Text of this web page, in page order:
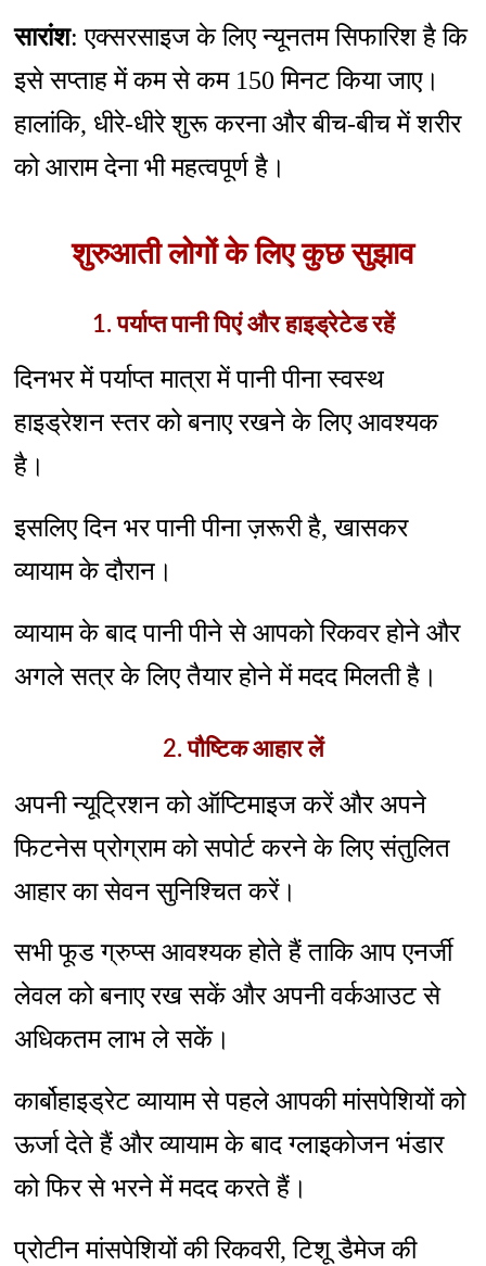
सारांश: एक्सरसाइज के लिए न्यूनतम सिफारिश है कि
इसे सप्ताह में कम से कम 150 मिनट किया जाए।
हालांकि, धीरे-धीरे शुरू करना और बीच-बीच में शरीर
को आराम देना भी महत्वपूर्ण है।
शुरुआती लोगों के लिए कुछ सुझाव
1. पर्याप्त पानी पिएं और हाइड्रेटेड रहें
दिनभर में पर्याप्त मात्रा में पानी पीना स्वस्थ
हाइड्रेशन स्तर को बनाए रखने के लिए आवश्यक
है।
इसलिए दिन भर पानी पीना ज़रूरी है, खासकर
व्यायाम के दौरान।
व्यायाम के बाद पानी पीने से आपको रिकवर होने और
अगले सत्र के लिए तैयार होने में मदद मिलती है।
2. पौष्टिक आहार लें
अपनी न्यूट्रिशन को ऑप्टिमाइज करें और अपने
फिटनेस प्रोग्राम को सपोर्ट करने के लिए संतुलित
आहार का सेवन सुनिश्चित करें।
सभी फूड ग्रुप्स आवश्यक होते हैं ताकि आप एनर्जी
लेवल को बनाए रख सकें और अपनी वर्कआउट से
अधिकतम लाभ ले सकें।
कार्बोहाइड्रेट व्यायाम से पहले आपकी मांसपेशियों को
ऊर्जा देते हैं और व्यायाम के बाद ग्लाइकोजन भंडार
को फिर से भरने में मदद करते हैं।
प्रोटीन मांसपेशियों की रिकवरी, टिशू डैमेज की